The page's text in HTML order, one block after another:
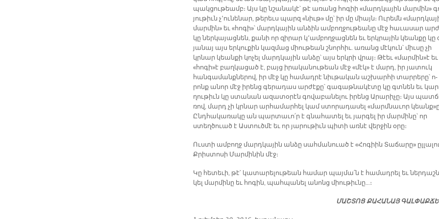
պակ­ցու­թեամբ։ Այս կը նշա­նա­կէ՝ թէ ա­ռանց հո­գիի «մարդ­կա­յին մար­մին»
յու­թիւն չ՚ու­նե­նար, թե­րեւս պարզ «նիւթ» մը՝ իր մը միայն։ Ու­րեմն
մար­մին» եւ «հո­գի»՝ մարդ­կա­յին ան­ձին ամ­բող­ջու­թեա­նը մէջ հա­ւա­սար
կը ներ­կա­յաց­նեն, քա­նի որ զի­րար կ՚ամ­բող­ջաց­նեն եւ երկ­րա­յին կեան­քը կը
յա­նայ այս եր­կու­քին կազ­մաց միու­թեան շնոր­հիւ. ա­ռանց մէ­կուն՝ միւ­սը չի
կրնար կեան­քի կո­չել մարդ­կա­յին ան­ձը՝ այս երկ­րի վրայ։ Թէեւ «մար­մին»է եւ
«հո­գի»է բաղ­կա­ցած է, բայց ի­րա­կա­նու­թեան մէջ «մէկ» է մարդ, իր յա­տուկ
հան­գա­մանք­նե­րով, իր մէջ կը հա­մադ­րէ նիւ­թա­կան աշ­խար­հի տար­րե­րը՝ ո­
րոնք ա­նոր մէջ ի­րենց գե­րա­դաս ար­ժէ­քը՝ գա­գաթ­նա­կէ­տը կը գտնեն եւ
ղու­թիւն կը ստա­նան ա­զա­տօ­րէն գո­վա­բա­նե­լու ի­րենց Ա­րա­րի­չը։ Այս
ռով, մարդ չի կրնար ար­հա­մար­հել կամ ստո­րա­դա­սել «մարմ­նա­ւոր
Ընդ­հա­կա­ռա­կը ան պար­տա­ւո՛ր է գնա­հա­տել եւ յար­գել իր մար­մի­նը՝ որ
ստեղ­ծուած է Աս­տուծ­մէ եւ որ յա­րու­թիւն պի­տի առ­նէ վեր­ջին օ­րը։
Ուս­տի ամ­բողջ մարդ­կա­յին ան­ձը սահ­մա­նուած է «Հո­գիին Տա­ճա­րը»
Քրիս­տո­սի Մար­մի­նին մէջ։
Կը հե­տե­ւի, թէ՝ կա­տա­րե­լու­թեան հա­մար պայ­մա՛ն է հա­մադ­րել եւ
կել մար­մի­նը եւ հո­գին, պահ­պա­նել ա­նոնց միու­թիւ­նը…։
ՄԱՇ­ՏՈՑ ՔԱ­ՀԱ­ՆԱՅ